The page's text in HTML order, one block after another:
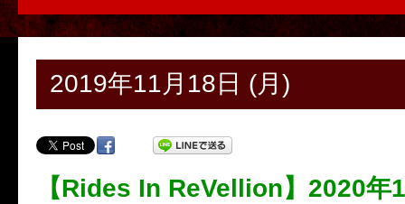
2019年11月18日 (月)
【Rides In ReVellion】2020年